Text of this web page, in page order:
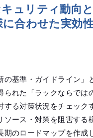
ュリティ動向
合わせた実効
の基準・ガイドライン
られた「ラックならで
る対策状況をチェック
ース・対策を阻害する
のロードマップを作成